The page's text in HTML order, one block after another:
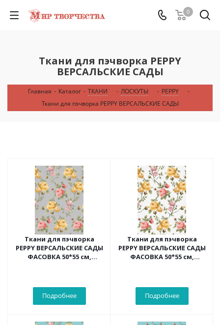
0
Ткани для пэчворка PEPPY
ВЕРСАЛЬСКИЕ САДЫ
Главная - Каталог - ТКАНИ - ЛОСКУТЫ - PEPPY
-
Ткани для пэчворка PEPPY ВЕРСАЛЬСКИЕ САДЫ
Ткани для пэчворка
PEPPY ВЕРСАЛЬСКИЕ САДЫ
ФАСОВКА 50*55 см,
Подробнее
Ткани для пэчворка
PEPPY ВЕРСАЛЬСКИЕ САДЫ
ФАСОВКА 50*55 см,
Подробнее